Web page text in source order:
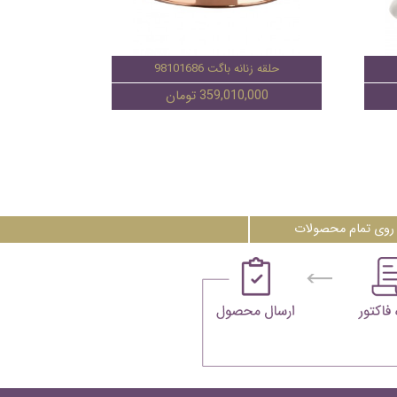
حلقه زنانه باگت 98101686
359,010,000 تومان
تمام محصولات